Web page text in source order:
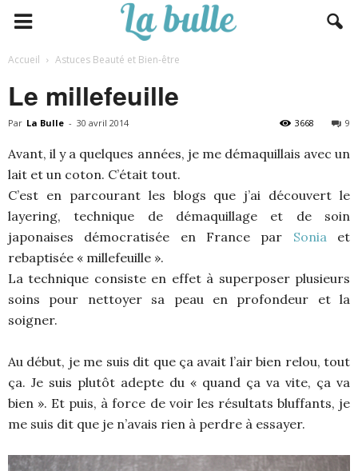
Accueil Astuces Beauté et Bien-être
Le millefeuille
Par La Bulle - 30 avril 2014 9
3668
Avant, il y a quelques années, je me démaquillais avec un
lait et un coton. C’était tout.
C’est en parcourant les blogs que j’ai découvert le
layering, technique de démaquillage et de soin
japonaises démocratisée en France par Soniaet
rebaptisée « millefeuille ».
La technique consiste en effet à superposer plusieurs
soins pour nettoyer sa peau en profondeur et la
soigner.
Au début, je me suis dit que ça avait l’air bien relou, tout
ça. Je suis plutôt adepte du « quand ça va vite, ça va
bien ». Et puis, à force de voir les résultats bluffants, je
me suis dit que je n’avais rien à perdre à essayer.